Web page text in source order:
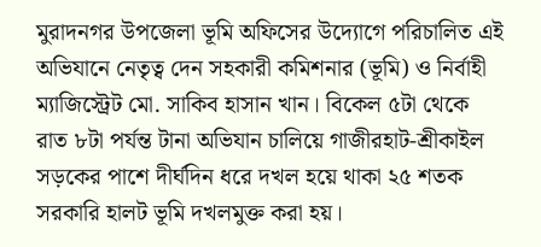
মুরাদনগর উপজেলা ভূমি অফিসের উদ্যোগে পরিচালিত এই
অভিযানে নেতৃত্ব দেন সহকারী কমিশনার (ভূমি) ও নির্বাহী
ম্যাজিস্ট্রেট মো. সাকিব হাসান খান। বিকেল ৫টা থেকে
রাত ৮টা পর্যন্ত টানা অভিযান চালিয়ে গাজীরহাট-শ্রীকাইল
সড়কের পাশে দীর্ঘদিন ধরে দখল হয়ে থাকা ২৫ শতক
সরকারি হালট ভূমি দখলমুক্ত করা হয়।